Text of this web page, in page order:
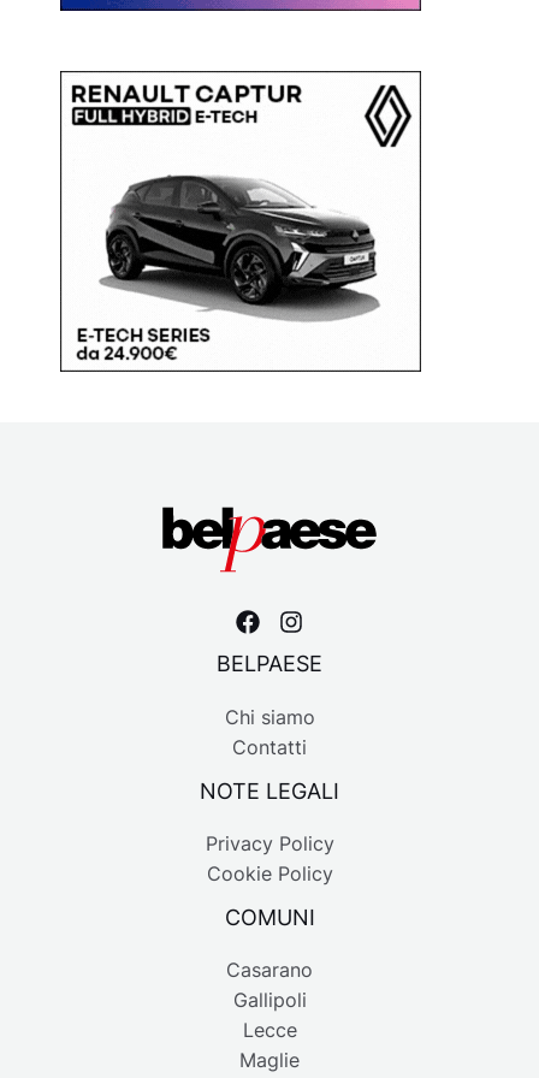
BELPAESE
Chi siamo
Contatti
NOTE LEGALI
Privacy Policy
Cookie Policy
COMUNI
Casarano
Gallipoli
Lecce
Maglie